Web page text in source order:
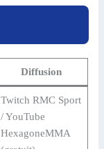
Diffusion
Twitch RMC Sport
/ YouTube
HexagoneMMA